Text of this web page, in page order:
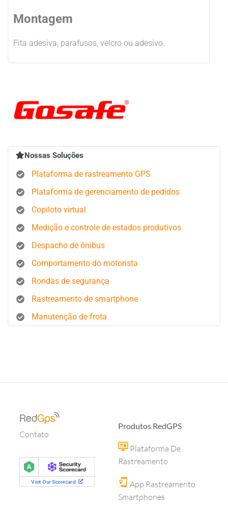
Montagem
Fita adesiva, parafusos, velcro ou adesivo.
Nossas Soluções
Plataforma de rastreamento GPS
Plataforma de gerenciamento de pedidos
Copiloto virtual
Medição e controle de estados produtivos
Despacho de ônibus
Comportamento do motorista
Rondas de segurança
Rastreamento de smartphone
Manutenção de frota
Contato
Produtos RedGPS
Plataforma De
Rastreamento
App Rastreamento
Smartphones